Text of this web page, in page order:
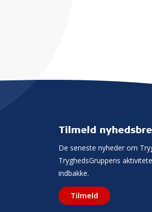
Tilmeld
De seneste nyheder om
TryghedsGruppens
indbakke.
Tilmeld